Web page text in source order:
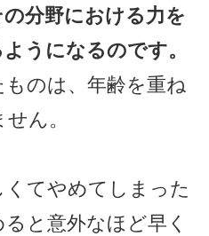
分野における力を
うになるのです。
のは、年齢を重ね
ん。
てやめてしまった
と意外なほど早く